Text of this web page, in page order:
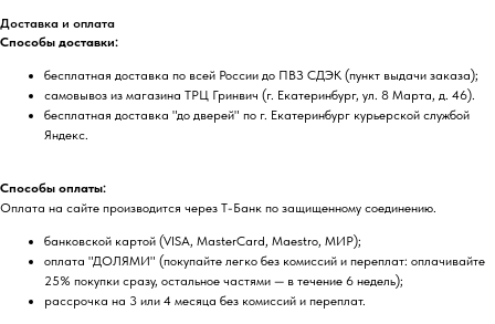
Доставка и оплата
Способы доставки:
бесплатная доставка по всей России до ПВЗ СДЭК (пункт выдачи заказа);
самовывоз из магазина ТРЦ Гринвич (г. Екатеринбург, ул. 8 Марта, д. 46).
бесплатная доставка "до дверей" по г. Екатеринбург курьерской службой
Яндекс.
Способы оплаты:
Оплата на сайте производится через Т-Банк по защищенному соединению.
банковской картой (VISA, MasterCard, Maestro, МИР);
оплата "ДОЛЯМИ" (покупайте легко без комиссий и переплат: оплачивайте
25% покупки сразу, остальное частями — в течение 6 недель);
рассрочка на 3 или 4 месяца без комиссий и переплат.